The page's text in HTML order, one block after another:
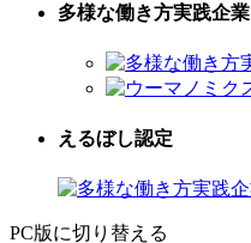
多様な働き方実践企業
えるぼし認定
PC版に切り替える